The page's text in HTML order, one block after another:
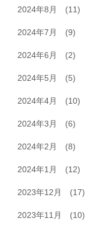
2024年8月 (11)
2024年7月 (9)
2024年6月 (2)
2024年5月 (5)
2024年4月 (10)
2024年3月 (6)
2024年2月 (8)
2024年1月 (12)
2023年12月 (17)
2023年11月 (10)